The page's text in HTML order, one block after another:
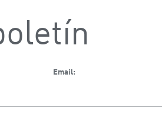
Email: